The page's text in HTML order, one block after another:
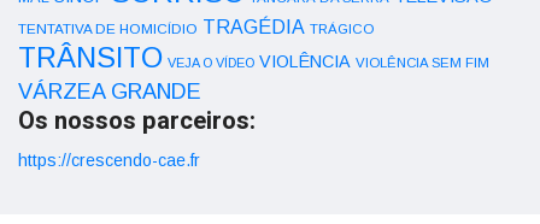
TENTATIVA DE HOMICÍDIO TRAGÉDIA TRÁGICO
TRÂNSITO VEJA O VÍDEO VIOLÊNCIA VIOLÊNCIA SEM FIM
VÁRZEA GRANDE
Os nossos parceiros:
https://crescendo-cae.fr